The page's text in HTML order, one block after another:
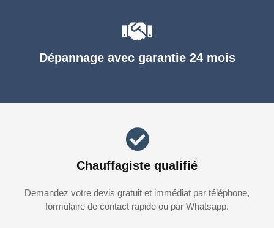
Dépannage avec garantie 24 mois
Chauffagiste qualifié
Demandez votre devis gratuit et immédiat par téléphone,
formulaire de contact rapide ou par Whatsapp.